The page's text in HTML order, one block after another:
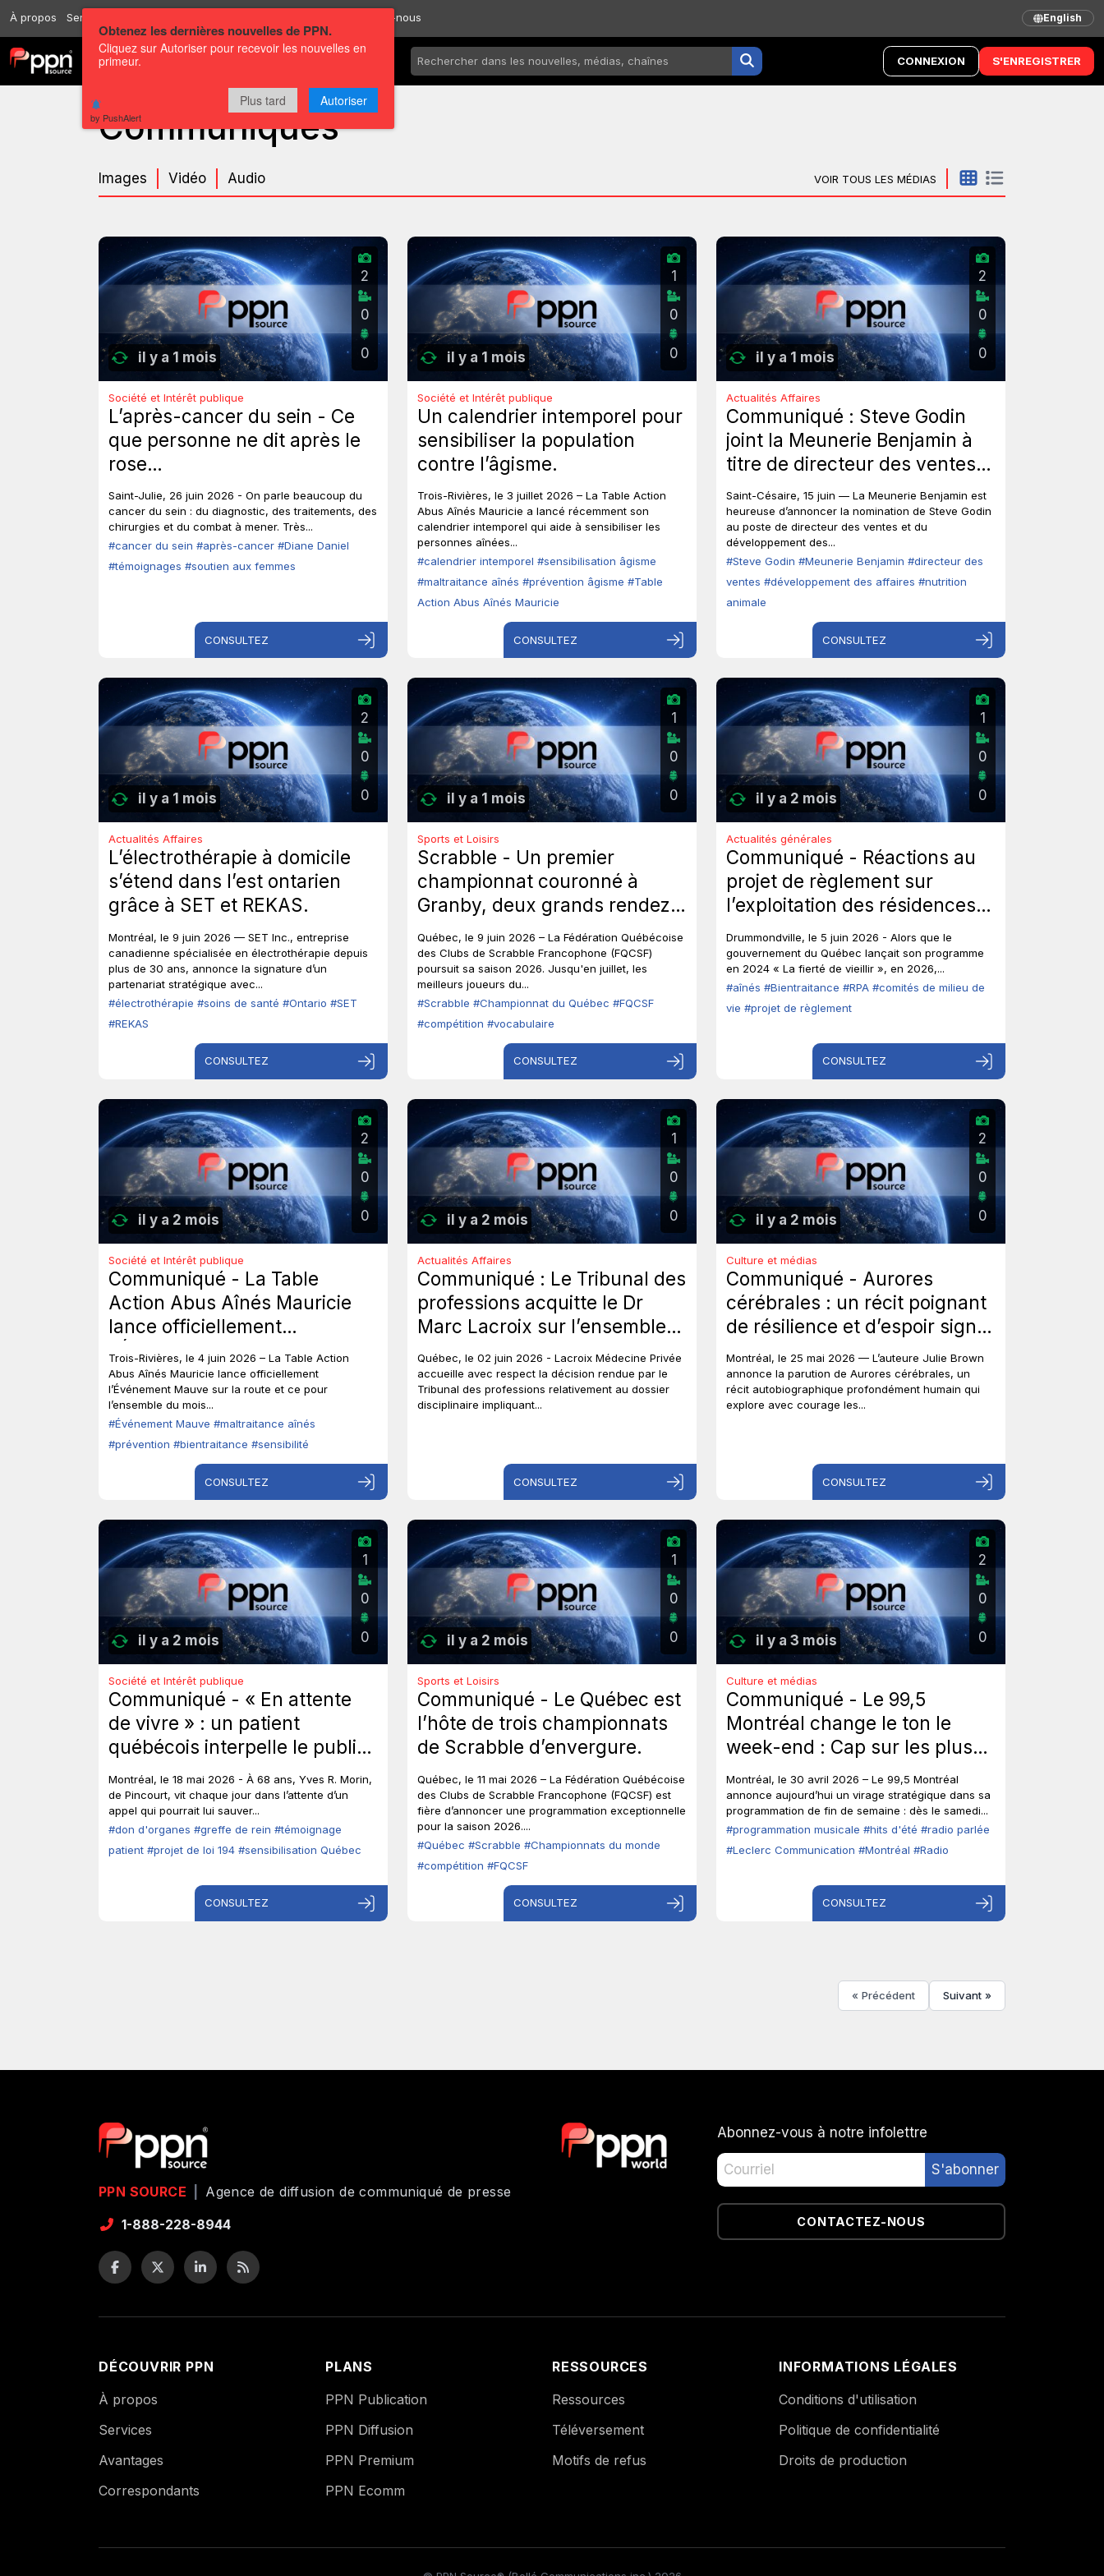
Chaînes CONNEXION S'ENREGISTRER
À propos Services Contactez-nous English
Communiqués
Images Vidéo Audio VOIR TOUS LES MÉDIAS
il y a 1 mois
2
0
0
Société et Intérêt publique
L’après-cancer du sein - Ce
que personne ne dit après le
rose…
Saint-Julie, 26 juin 2026 - On parle beaucoup du
cancer du sein : du diagnostic, des traitements, des
chirurgies et du combat à mener. Très...
#cancer du sein #après-cancer #Diane Daniel
#témoignages #soutien aux femmes
CONSULTEZ
il y a 1 mois
1
0
0
Société et Intérêt publique
Un calendrier intemporel pour
sensibiliser la population
contre l’âgisme.
Trois-Rivières, le 3 juillet 2026 – La Table Action
Abus Aînés Mauricie a lancé récemment son
calendrier intemporel qui aide à sensibiliser les
personnes aînées...
#calendrier intemporel #sensibilisation âgisme
#maltraitance aînés #prévention âgisme #Table
Action Abus Aînés Mauricie
CONSULTEZ
il y a 1 mois
2
0
0
Actualités Affaires
Communiqué : Steve Godin
joint la Meunerie Benjamin à
titre de directeur des ventes
et du développement des
affaires.
Saint-Césaire, 15 juin — La Meunerie Benjamin est
heureuse d’annoncer la nomination de Steve Godin
au poste de directeur des ventes et du
développement des...
#Steve Godin #Meunerie Benjamin #directeur des
ventes #développement des affaires #nutrition
animale
CONSULTEZ
il y a 1 mois
2
0
0
Actualités Affaires
L’électrothérapie à domicile
s’étend dans l’est ontarien
grâce à SET et REKAS.
Montréal, le 9 juin 2026 — SET Inc., entreprise
canadienne spécialisée en électrothérapie depuis
plus de 30 ans, annonce la signature d’un
partenariat stratégique avec...
#électrothérapie #soins de santé #Ontario #SET
#REKAS
CONSULTEZ
il y a 1 mois
1
0
0
Sports et Loisirs
Scrabble - Un premier
championnat couronné à
Granby, deux grands rendez-
vous à venir au Québec.
Québec, le 9 juin 2026 – La Fédération Québécoise
des Clubs de Scrabble Francophone (FQCSF)
poursuit sa saison 2026. Jusqu'en juillet, les
meilleurs joueurs du...
#Scrabble #Championnat du Québec #FQCSF
#compétition #vocabulaire
CONSULTEZ
il y a 2 mois
1
0
0
Actualités générales
Communiqué - Réactions au
projet de règlement sur
l’exploitation des résidences
privées pour aînés : Les aînés
ont-ils toujours leur droit de
parole?
Drummondville, le 5 juin 2026 - Alors que le
gouvernement du Québec lançait son programme
en 2024 « La fierté de vieillir », en 2026,...
#aînés #Bientraitance #RPA #comités de milieu de
vie #projet de règlement
CONSULTEZ
il y a 2 mois
2
0
0
Société et Intérêt publique
Communiqué - La Table
Action Abus Aînés Mauricie
lance officiellement
l’Événement Mauve sur la
route.
Trois-Rivières, le 4 juin 2026 – La Table Action
Abus Aînés Mauricie lance officiellement
l’Événement Mauve sur la route et ce pour
l’ensemble du mois...
#Événement Mauve #maltraitance aînés
#prévention #bientraitance #sensibilité
CONSULTEZ
il y a 2 mois
1
0
0
Actualités Affaires
Communiqué : Le Tribunal des
professions acquitte le Dr
Marc Lacroix sur l’ensemble
des chefs et met un terme à
près de six ans de procédures
disciplinaires.
Québec, le 02 juin 2026 - Lacroix Médecine Privée
accueille avec respect la décision rendue par le
Tribunal des professions relativement au dossier
disciplinaire impliquant...
CONSULTEZ
il y a 2 mois
2
0
0
Culture et médias
Communiqué - Aurores
cérébrales : un récit poignant
de résilience et d’espoir signé
Julie Brown.
Montréal, le 25 mai 2026 — L’auteure Julie Brown
annonce la parution de Aurores cérébrales, un
récit autobiographique profondément humain qui
explore avec courage les...
CONSULTEZ
il y a 2 mois
1
0
0
Société et Intérêt publique
Communiqué - « En attente
de vivre » : un patient
québécois interpelle le public
et les élus sur le don
d’organes.
Montréal, le 18 mai 2026 - À 68 ans, Yves R. Morin,
de Pincourt, vit chaque jour dans l’attente d’un
appel qui pourrait lui sauver...
#don d'organes #greffe de rein #témoignage
patient #projet de loi 194 #sensibilisation Québec
CONSULTEZ
il y a 2 mois
1
0
0
Sports et Loisirs
Communiqué - Le Québec est
l’hôte de trois championnats
de Scrabble d’envergure.
Québec, le 11 mai 2026 – La Fédération Québécoise
des Clubs de Scrabble Francophone (FQCSF) est
fière d’annoncer une programmation exceptionnelle
pour la saison 2026....
#Québec #Scrabble #Championnats du monde
#compétition #FQCSF
CONSULTEZ
il y a 3 mois
2
0
0
Culture et médias
Communiqué - Le 99,5
Montréal change le ton le
week-end : Cap sur les plus
gros hits d'été de tous les
temps, sans toucher à ses
voix fortes en semaine.
Montréal, le 30 avril 2026 – Le 99,5 Montréal
annonce aujourd’hui un virage stratégique dans sa
programmation de fin de semaine : dès le samedi...
#programmation musicale #hits d'été #radio parlée
#Leclerc Communication #Montréal #Radio
CONSULTEZ
« Précédent Suivant »
PPN SOURCE
Agence de diffusion de communiqué de presse
1-888-228-8944
Abonnez-vous à notre infolettre
CONTACTEZ-NOUS
DÉCOUVRIR PPN
À propos
Services
Avantages
Correspondants
PLANS
PPN Publication
PPN Diffusion
PPN Premium
PPN Ecomm
RESSOURCES
Ressources
Téléversement
Motifs de refus
INFORMATIONS LÉGALES
Conditions d'utilisation
Politique de confidentialité
Droits de production
Obtenez les dernières nouvelles de PPN.
Cliquez sur Autoriser pour recevoir les nouvelles en
primeur.
Plus tard Autoriser
by PushAlert